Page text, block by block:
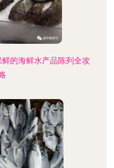
的海鲜水产品陈列全攻